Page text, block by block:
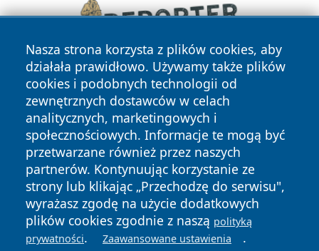
Nasza strona korzysta z plików cookies, aby
działała prawidłowo. Używamy także plików
cookies i podobnych technologii od
zewnętrznych dostawców w celach
analitycznych, marketingowych i
społecznościowych. Informacje te mogą być
przetwarzane również przez naszych
partnerów. Kontynuując korzystanie ze
strony lub klikając „Przechodzę do serwisu",
wyrażasz zgodę na użycie dodatkowych
plików cookies zgodnie z naszą polityką
prywatności. Zaawansowane ustawienia .
Copyright © 2026 echowarszawy.pl Wszystkie prawa
zastrzeżone.
News Autorzy
Polityka
Polityka